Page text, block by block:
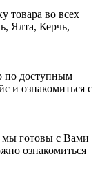
товара во всех
Ялта, Керчь,
по доступным
и ознакомиться с
мы готовы с Вами
ознакомиться